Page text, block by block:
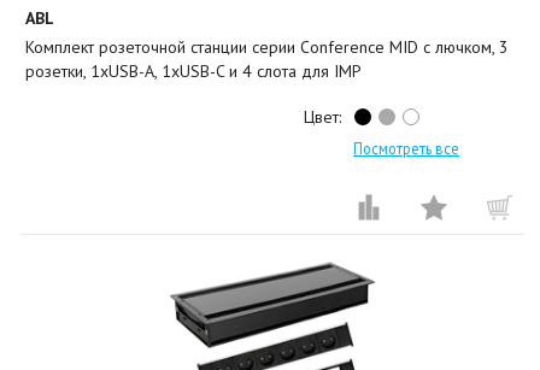
ABL
Комплект розеточной станции серии Conference MID с лючком, 3
розетки, 1xUSB-A, 1xUSB-C и 4 слота для IMP
Цвет:
Посмотреть все